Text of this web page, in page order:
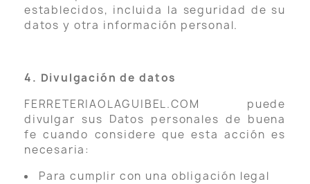
establecidos, incluida la seguridad de su
datos y otra información personal.
4. Divulgación de datos
FERRETERIAOLAGUIBEL.COM puede
divulgar sus Datos personales de buena
fe cuando considere que esta acción es
necesaria:
Para cumplir con una obligación legal